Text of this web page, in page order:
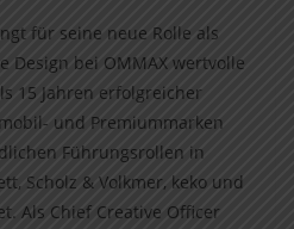
für seine neue Rolle als
Design bei OMMAX wertvolle
15 Jahren erfolgreicher
und Premiummarken
Führungsrollen in
Scholz & Volkmer, keko und
Als Chief Creative Officer